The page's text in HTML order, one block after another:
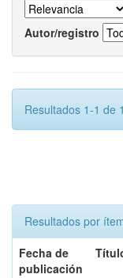
Autor/registro
Resultados 1-1 de
Resultados por
Fecha de
publicación